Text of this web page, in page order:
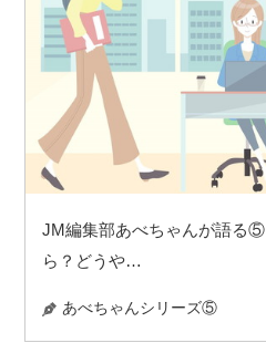
JM編集部あべちゃんが語る
ら？どうや…
あべちゃんシリーズ⑤